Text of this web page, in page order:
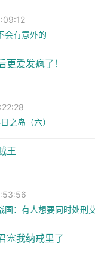
会有意外的
更爱发疯了！
之岛（六）
王
国：有人想要同时处刑
塞我纳戒里了